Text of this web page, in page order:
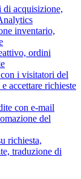
di acquisizione,
inventario,
ordini
i visitatori del
accettare richieste
con e-mail
del
richiesta,
traduzione di